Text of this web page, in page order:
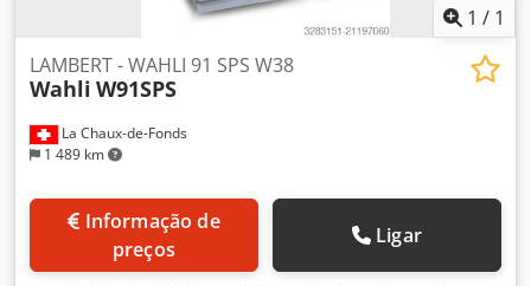
1 / 1
La Chaux-de-Fonds
1 489 km
LAMBERT - WAHLI 91 SPS W38
Wahli W91SPS
preços
Ligar